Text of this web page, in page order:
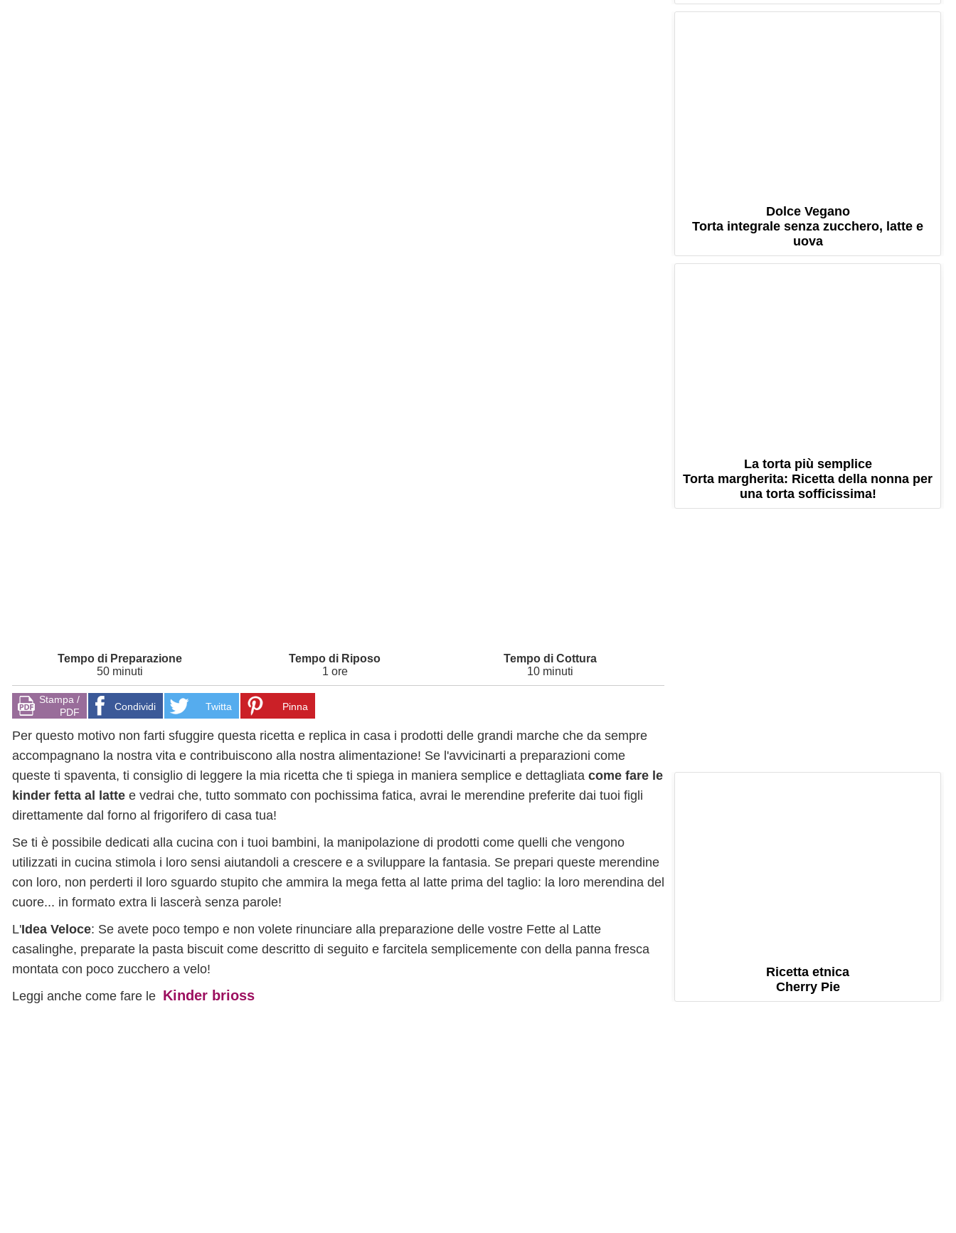
50 minuti 1 ore 10 minuti
Stampa /
PDF
Condividi Twitta Pinna
Per questo motivo non farti sfuggire questa ricetta e replica in casa i prodotti delle grandi marche che da sempre
accompagnano la nostra vita e contribuiscono alla nostra alimentazione! Se l'avvicinarti a preparazioni come
queste ti spaventa, ti consiglio di leggere la mia ricetta che ti spiega in maniera semplice e dettagliata come fare le
kinder fetta al latte e vedrai che, tutto sommato con pochissima fatica, avrai le merendine preferite dai tuoi figli
direttamente dal forno al frigorifero di casa tua!
Se ti è possibile dedicati alla cucina con i tuoi bambini, la manipolazione di prodotti come quelli che vengono
utilizzati in cucina stimola i loro sensi aiutandoli a crescere e a sviluppare la fantasia. Se prepari queste merendine
con loro, non perderti il loro sguardo stupito che ammira la mega fetta al latte prima del taglio: la loro merendina del
cuore... in formato extra li lascerà senza parole!
L'Idea Veloce: Se avete poco tempo e non volete rinunciare alla preparazione delle vostre Fette al Latte
casalinghe, preparate la pasta biscuit come descritto di seguito e farcitela semplicemente con della panna fresca
montata con poco zucchero a velo!
Leggi anche come fare le Kinder brioss
Dolce Vegano
Torta integrale senza zucchero, latte e
uova
La torta più semplice
Torta margherita: Ricetta della nonna per
una torta sofficissima!
Ricetta etnica
Cherry Pie